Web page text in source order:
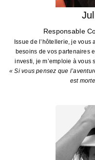
Responsable
Issue de l’hôtellerie, je
besoins de vos partenaires
investi, je m’emploie à
« Si vous pensez que
est